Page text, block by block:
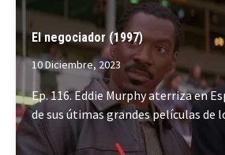
El negociador (1997)
10 Diciembre, 2023
Ep. 116. Eddie Murphy aterriza en
de sus útimas grandes películas de